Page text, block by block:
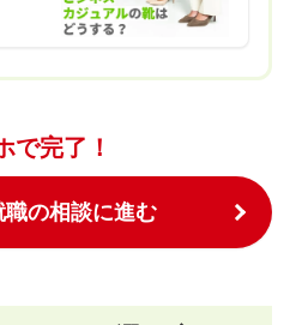
で完了！
職の相談に進む